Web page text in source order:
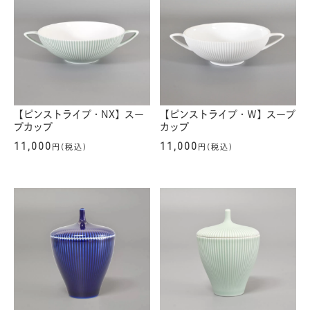
【ピンストライプ・NX】スー
プカップ
11,000 円(税込)
【ピンストライプ・Ｗ】スープ
カップ
11,000 円(税込)